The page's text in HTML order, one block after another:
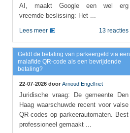
AI, maakt Google een wel erg
vreemde beslissing: Het ...
13 reacties
Lees meer
Geldt de betaling van parkeergeld via een
malafide QR-code als een bevrijdende
betaling?
22-07-2026 door Arnoud Engelfriet
Juridische vraag: De gemeente Den
Haag waarschuwde recent voor valse
QR-codes op parkeerautomaten. Best
professioneel gemaakt ...